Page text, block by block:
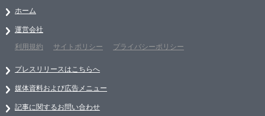
ホーム
運営会社
利用規約
サイトポリシー プライバシーポリシー
プレスリリースはこちらへ
媒体資料および広告メニュー
記事に関するお問い合わせ